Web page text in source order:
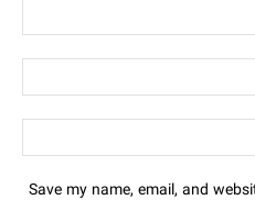
Save my name, email, and